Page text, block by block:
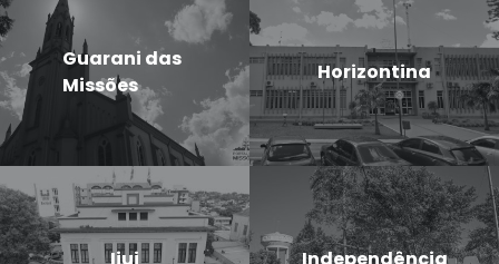
Guarani das
Missões
Horizontina
Ijui Independência